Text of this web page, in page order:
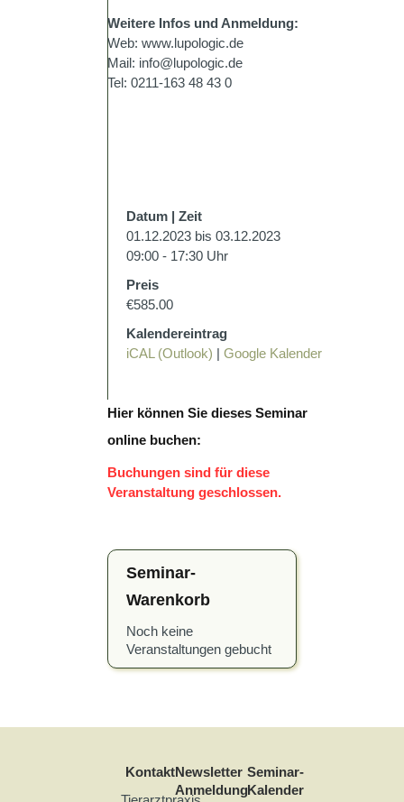
Weitere Infos und Anmeldung:
Web: www.lupologic.de
Mail: info@lupologic.de
Tel: 0211-163 48 43 0
Datum | Zeit
01.12.2023 bis 03.12.2023
09:00 - 17:30 Uhr
Preis
€585.00
Kalendereintrag
iCAL (Outlook) | Google Kalender
Hier können Sie dieses Seminar
online buchen:
Buchungen sind für diese
Veranstaltung geschlossen.
Seminar-
Warenkorb
Noch keine
Veranstaltungen gebucht
KontaktNewsletter
Anmeldung
Seminar-
Kalender